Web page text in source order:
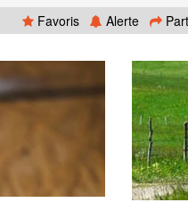
Favoris Alerte